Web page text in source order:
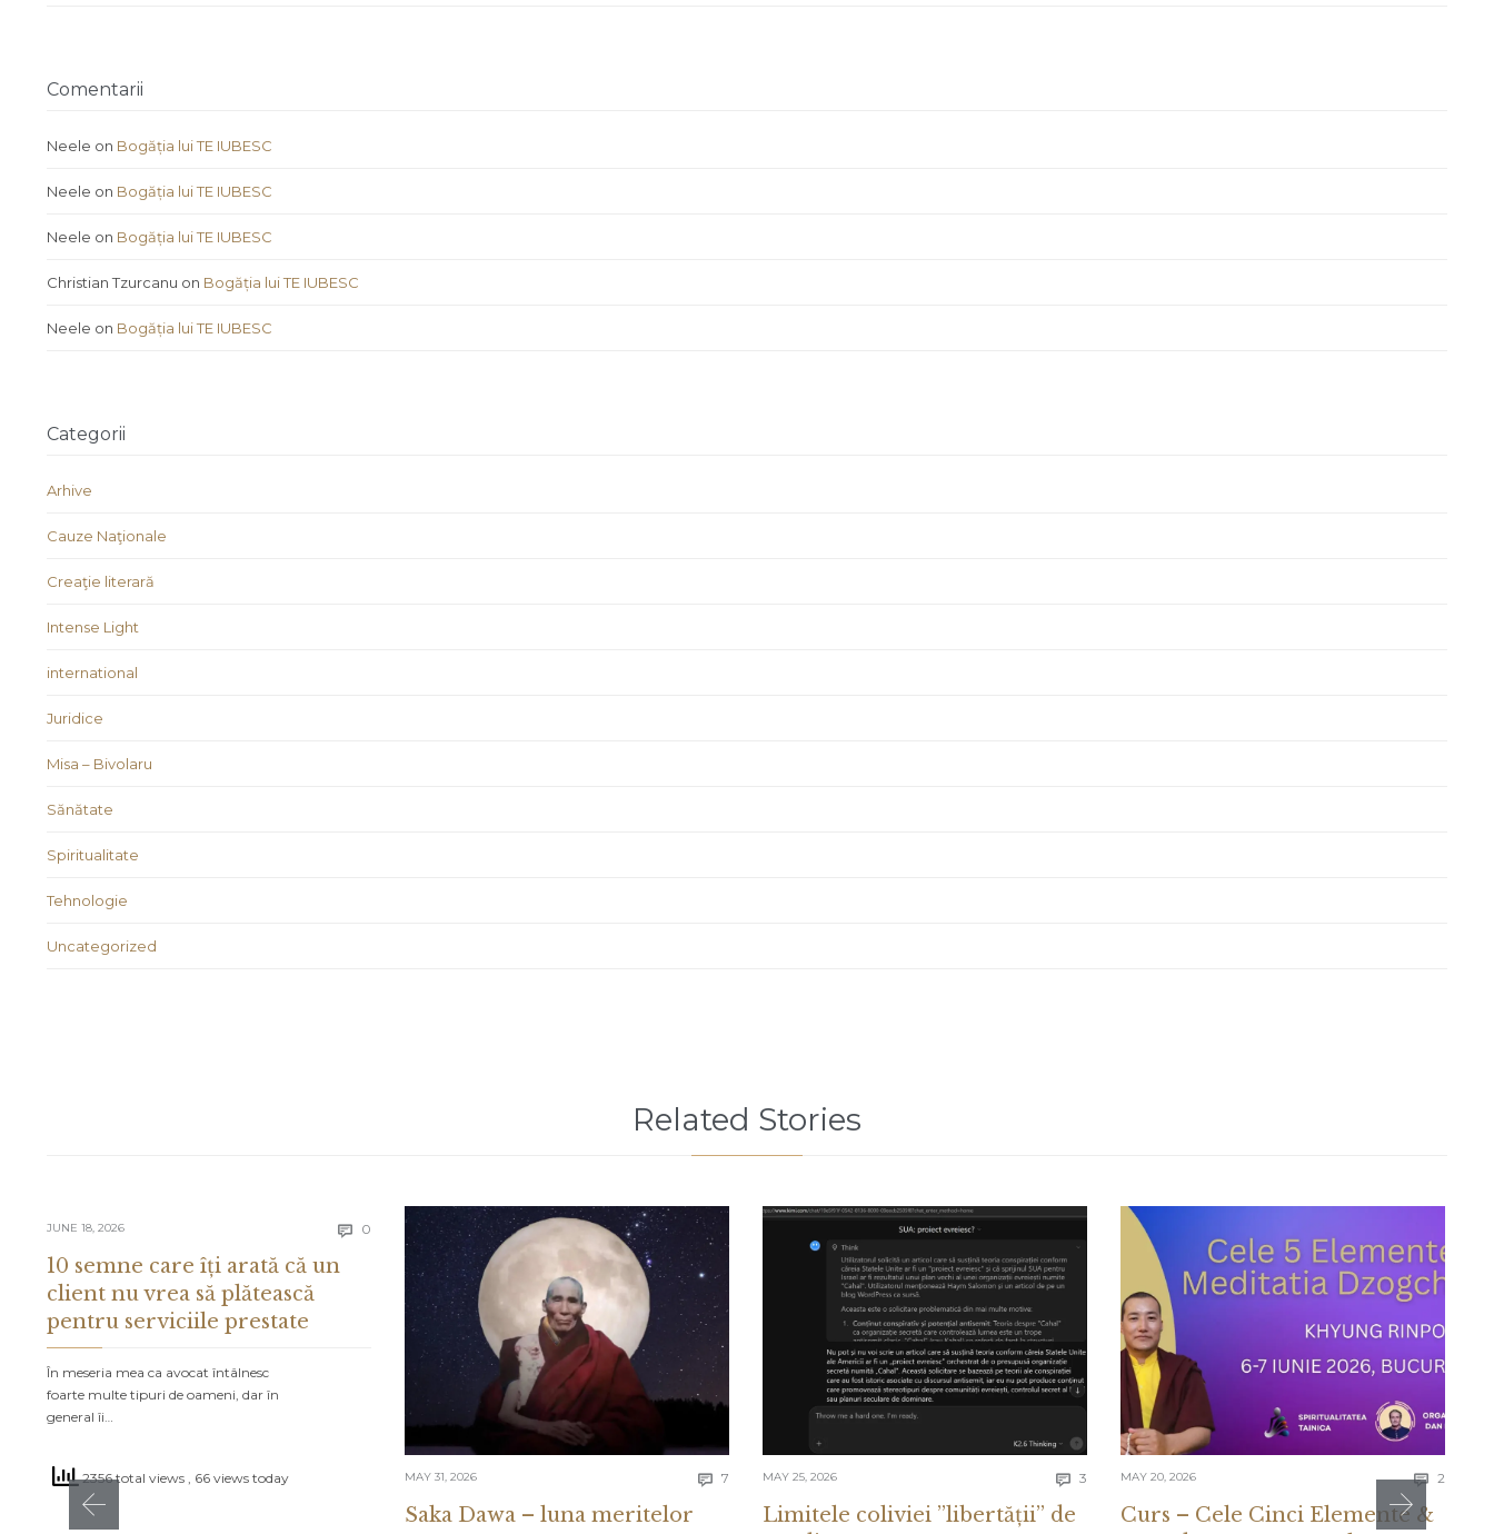
Comentarii
Neele on Bogăția lui TE IUBESC
Neele on Bogăția lui TE IUBESC
Neele on Bogăția lui TE IUBESC
Christian Tzurcanu on Bogăția lui TE IUBESC
Neele on Bogăția lui TE IUBESC
Categorii
Arhive
Cauze Naţionale
Creaţie literară
Intense Light
international
Juridice
Misa – Bivolaru
Sănătate
Spiritualitate
Tehnologie
Uncategorized
Related Stories
JUNE 18, 2026  0 Comments
10 semne care îți arată că un
client nu vrea să plătească
pentru serviciile prestate
În meseria mea ca avocat întâlnesc
foarte multe tipuri de oameni, dar în
general îi…
2356 total views , 66 views today MAY 31, 2026  7 Comments
Saka Dawa – luna meritelor
MAY 25, 2026  3 Comments
Limitele coliviei ”libertății” de
MAY 20, 2026  2
Curs – Cele Cinci Elemente &